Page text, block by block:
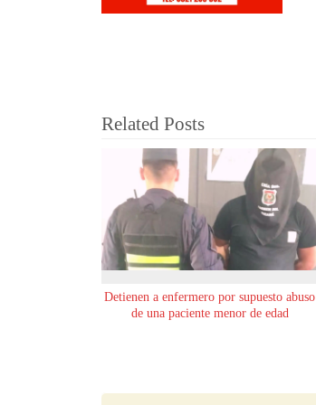
Related Posts
Detienen a enfermero por supuesto abuso
de una paciente menor de edad